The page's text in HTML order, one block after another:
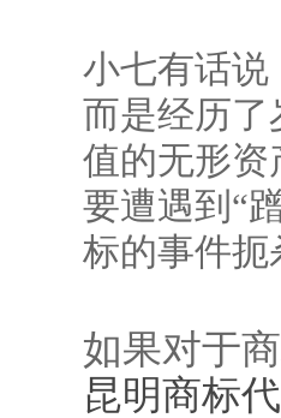
小七有话说
而是经历了
值的无形资
要遭遇到“
标的事件扼
如果对于
昆明商标